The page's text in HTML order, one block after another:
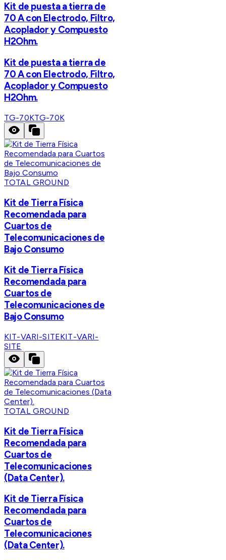
Kit de puesta a tierra de
70 A con Electrodo, Filtro,
Acoplador y Compuesto
H2Ohm.
Kit de puesta a tierra de
70 A con Electrodo, Filtro,
Acoplador y Compuesto
H2Ohm.
TG-70KTG-70K
TOTAL GROUND
Kit de Tierra Física
Recomendada para
Cuartos de
Telecomunicaciones de
Bajo Consumo
Kit de Tierra Física
Recomendada para
Cuartos de
Telecomunicaciones de
Bajo Consumo
KIT-VARI-SITEKIT-VARI-
SITE
TOTAL GROUND
Kit de Tierra Física
Recomendada para
Cuartos de
Telecomunicaciones
(Data Center).
Kit de Tierra Física
Recomendada para
Cuartos de
Telecomunicaciones
(Data Center).